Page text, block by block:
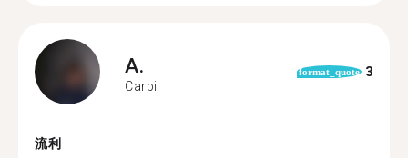
A.
Carpi
format_quote 3
流利